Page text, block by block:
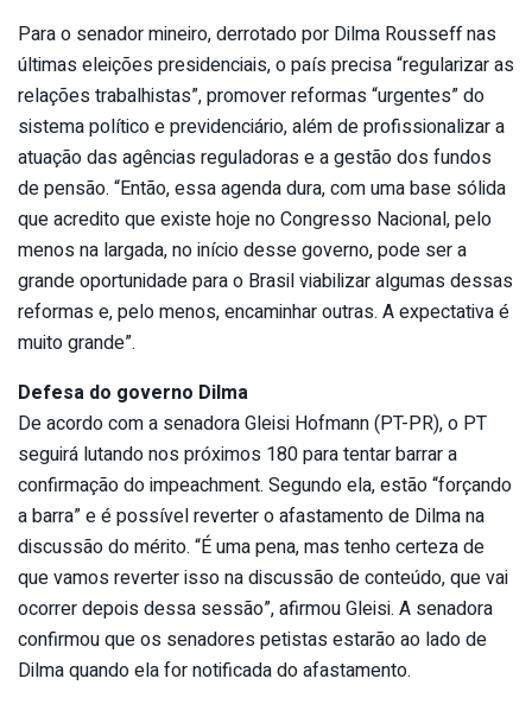
Para o senador mineiro, derrotado por Dilma Rousseff nas
últimas eleições presidenciais, o país precisa “regularizar as
relações trabalhistas”, promover reformas “urgentes” do
sistema político e previdenciário, além de profissionalizar a
atuação das agências reguladoras e a gestão dos fundos
de pensão. “Então, essa agenda dura, com uma base sólida
que acredito que existe hoje no Congresso Nacional, pelo
menos na largada, no início desse governo, pode ser a
grande oportunidade para o Brasil viabilizar algumas dessas
reformas e, pelo menos, encaminhar outras. A expectativa é
muito grande”.
Defesa do governo Dilma
De acordo com a senadora Gleisi Hofmann (PT-PR), o PT
seguirá lutando nos próximos 180 para tentar barrar a
confirmação do impeachment. Segundo ela, estão “forçando
a barra” e é possível reverter o afastamento de Dilma na
discussão do mérito. “É uma pena, mas tenho certeza de
que vamos reverter isso na discussão de conteúdo, que vai
ocorrer depois dessa sessão”, afirmou Gleisi. A senadora
confirmou que os senadores petistas estarão ao lado de
Dilma quando ela for notificada do afastamento.